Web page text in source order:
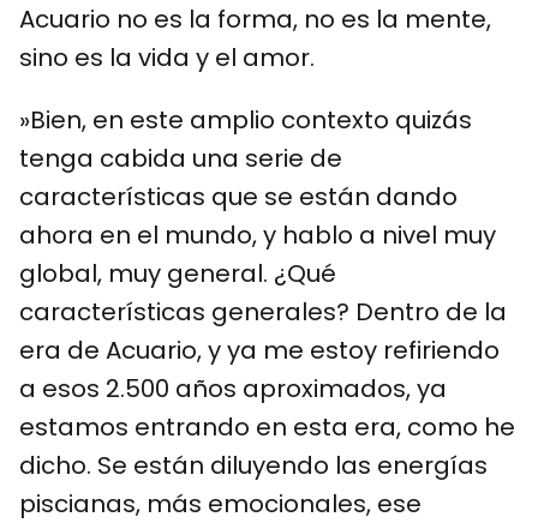
Acuario no es la forma, no es la mente,
sino es la vida y el amor.
»Bien, en este amplio contexto quizás
tenga cabida una serie de
características que se están dando
ahora en el mundo, y hablo a nivel muy
global, muy general. ¿Qué
características generales? Dentro de la
era de Acuario, y ya me estoy refiriendo
a esos 2.500 años aproximados, ya
estamos entrando en esta era, como he
dicho. Se están diluyendo las energías
piscianas, más emocionales, ese